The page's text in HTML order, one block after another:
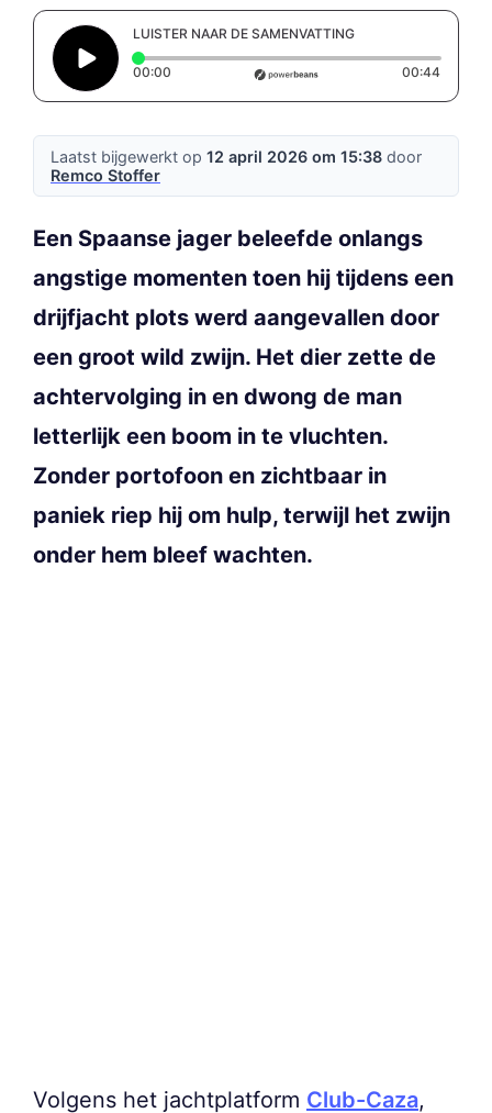
LUISTER NAAR DE SAMENVATTING
00:00 Elapsed time: 0 seconds 00:44
Laatst bijgewerkt op 12 april 2026 om 15:38 door
Remco Stoffer
Een Spaanse jager beleefde onlangs
angstige momenten toen hij tijdens een
drijfjacht plots werd aangevallen door
een groot wild zwijn. Het dier zette de
achtervolging in en dwong de man
letterlijk een boom in te vluchten.
Zonder portofoon en zichtbaar in
paniek riep hij om hulp, terwijl het zwijn
onder hem bleef wachten.
Volgens het jachtplatform Club-Caza,